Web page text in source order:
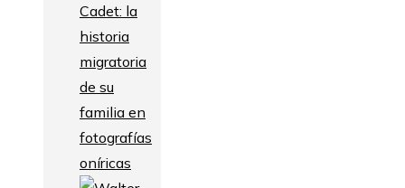
Cadet: la
historia
migratoria
de su
familia en
fotografías
oníricas